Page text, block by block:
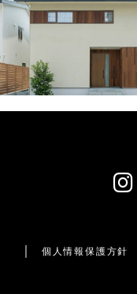
個人情報保護方針